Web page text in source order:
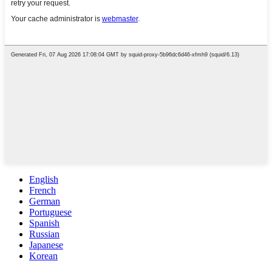
English
French
German
Portuguese
Spanish
Russian
Japanese
Korean